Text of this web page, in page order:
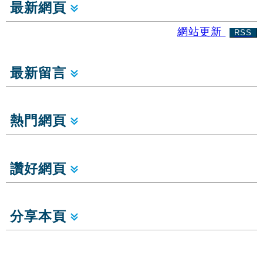
最新網頁
網站更新 RSS
最新留言
熱門網頁
讚好網頁
分享本頁